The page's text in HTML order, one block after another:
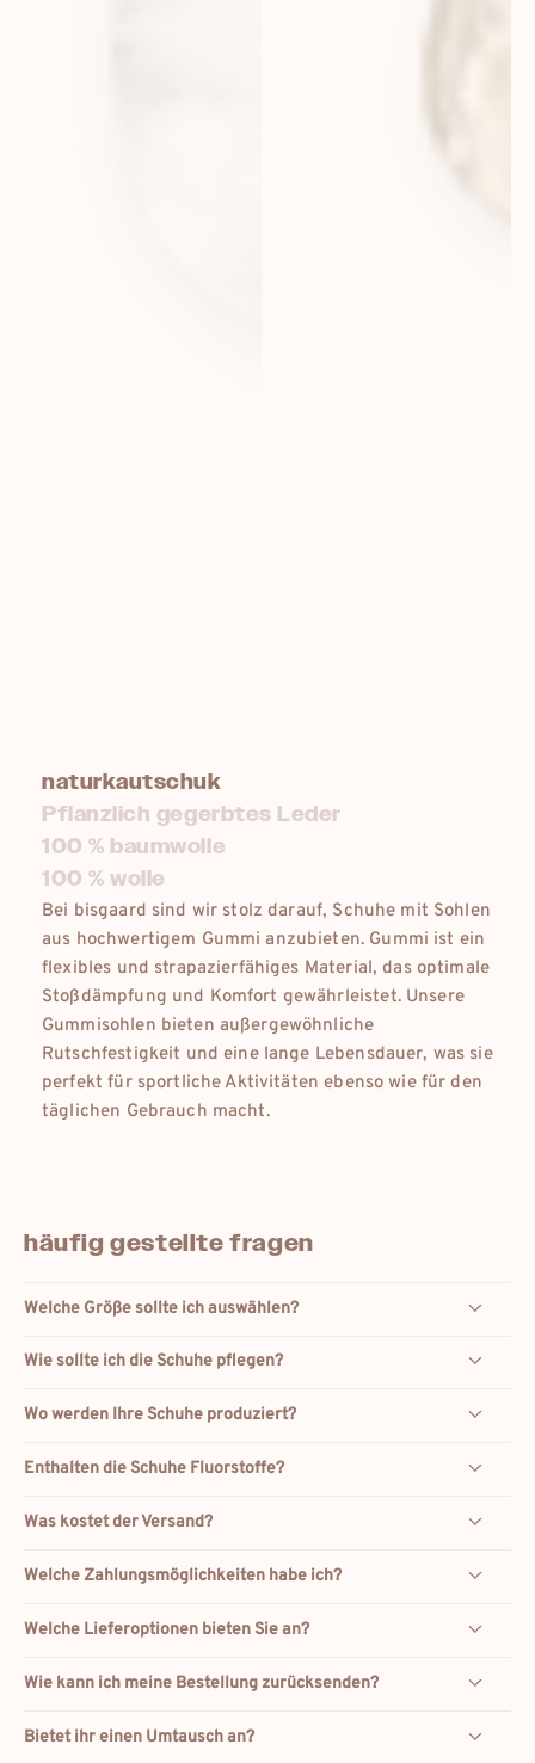
naturkautschuk
Pflanzlich gegerbtes Leder
100 % baumwolle
100 % wolle
Bei bisgaard sind wir stolz darauf, Schuhe mit Sohlen
aus hochwertigem Gummi anzubieten. Gummi ist ein
flexibles und strapazierfähiges Material, das optimale
Stoßdämpfung und Komfort gewährleistet. Unsere
Gummisohlen bieten außergewöhnliche
Rutschfestigkeit und eine lange Lebensdauer, was sie
perfekt für sportliche Aktivitäten ebenso wie für den
täglichen Gebrauch macht.
häufig gestellte fragen
Welche Größe sollte ich auswählen?
Wie sollte ich die Schuhe pflegen?
Wo werden Ihre Schuhe produziert?
Enthalten die Schuhe Fluorstoffe?
Was kostet der Versand?
Welche Zahlungsmöglichkeiten habe ich?
Welche Lieferoptionen bieten Sie an?
Wie kann ich meine Bestellung zurücksenden?
Bietet ihr einen Umtausch an?